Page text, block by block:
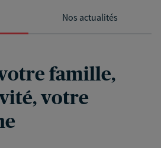
Nos actualités
famille,
votre